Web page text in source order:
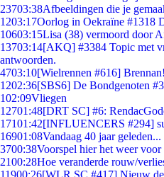
23703:38Afbeeldingen die je
1203:17Oorlog in Oekraïne #1318
10603:15Lisa (38) vermoord door
13703:14[AKQ] #3384 Topic met
antwoorden.
4703:10[Wielrennen #616] Brennan!
1202:36[SBS6] De Bondgenoten
102:09Vliegen
12701:48[DRT SC] #6:
17101:42[INFLUENCERS #294]
16901:08Vandaag 40 jaar geleden...
3700:38Voorspel hier het weer voor
2100:28Hoe veranderde rouw/
11900:26[WLR SC #417] Nieuw